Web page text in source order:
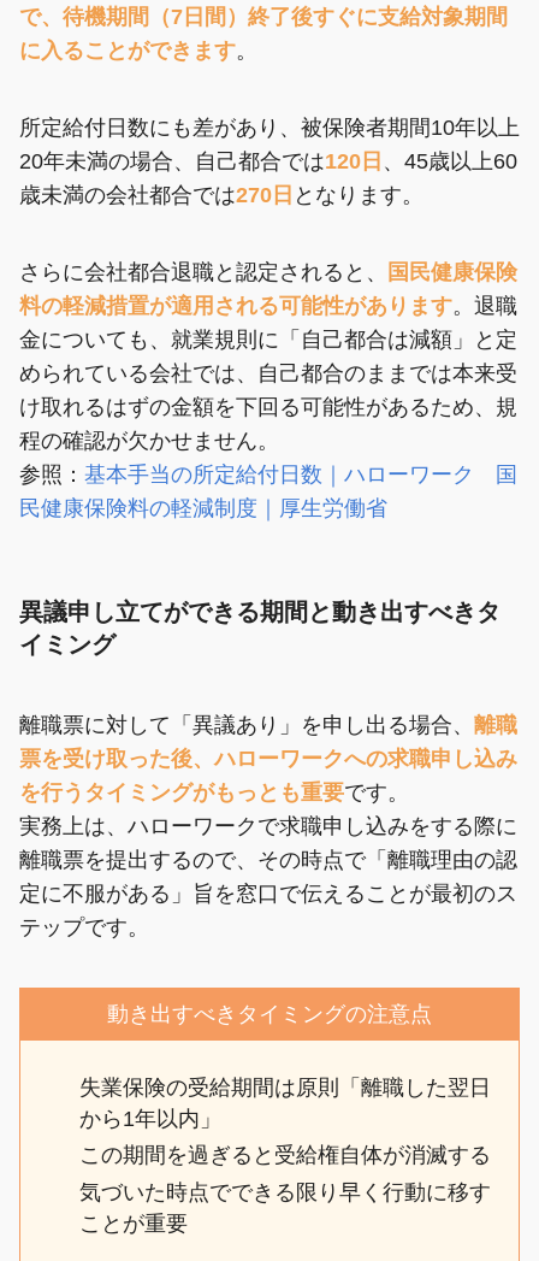
で、待機期間（7日間）終了後すぐに支給対象期間
に入ることができます。
所定給付日数にも差があり、被保険者期間10年以上
20年未満の場合、自己都合では120日 、45歳以上60
歳未満の会社都合では270日 となります。
さらに会社都合退職と認定されると、
国民健康保険
料の軽減措置が適用される可能性があります。退職
金についても、就業規則に「自己都合は減額」と定
められている会社では、自己都合のままでは本来受
け取れるはずの金額を下回る可能性があるため、規
程の確認が欠かせません。
参照： 基本手当の所定給付日数｜ハローワーク
国
民健康保険料の軽減制度｜厚生労働省
異議申し立てができる期間と動き出すべきタ
イミング
離職票に対して「異議あり」を申し出る場合、 離職
票を受け取った後、ハローワークへの求職申し込み
を行うタイミングがもっとも重要です。
実務上は、ハローワークで求職申し込みをする際に
離職票を提出するので、その時点で「離職理由の認
定に不服がある」旨を窓口で伝えることが最初のス
テップです。
動き出すべきタイミングの注意点
失業保険の受給期間は原則「離職した翌日
から1年以内」
この期間を過ぎると受給権自体が消滅する
気づいた時点でできる限り早く行動に移す
ことが重要